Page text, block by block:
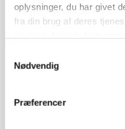
oplysninger, du har givet
fra din brug af deres
Nødvendig
Præferencer